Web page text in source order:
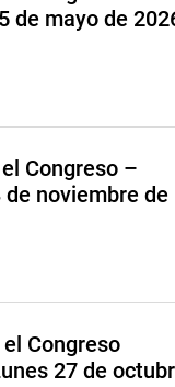
de mayo de
Congreso –
noviembre de
Congreso
27 de